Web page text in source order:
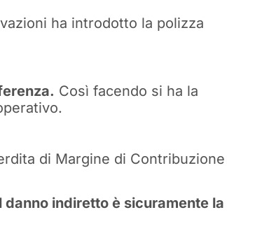
ha introdotto la polizza
Così facendo si ha la
di Margine di Contribuzione
indiretto è sicuramente la